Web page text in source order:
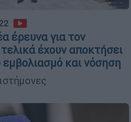
έρευνα για τον
έχουν αποκτήσει
και νόσηση